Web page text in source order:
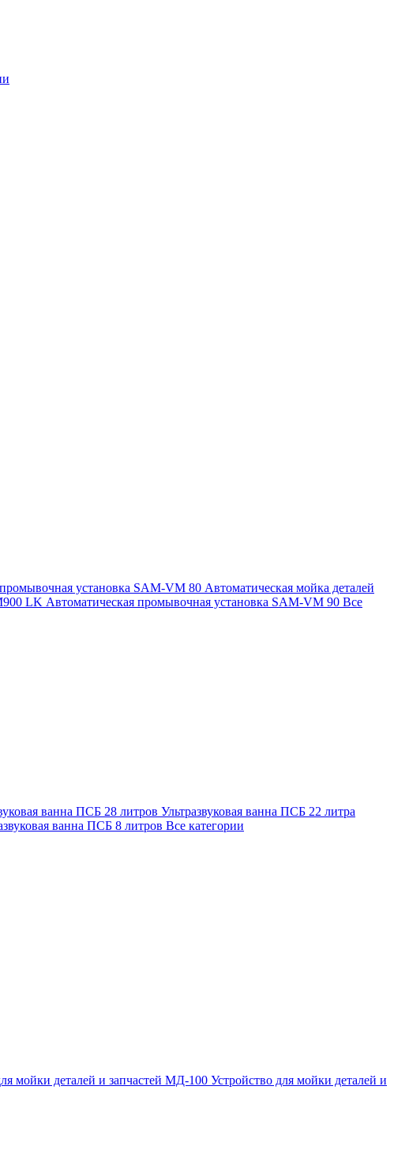
установка SAM-VM 80 Автоматическая мойка деталей
LK Автоматическая промывочная установка SAM-VM 90 Все
ванна ПСБ 28 литров Ультразвуковая ванна ПСБ 22 литра
ванна ПСБ 8 литров Все категории
мойки деталей и запчастей МД-100 Устройство для мойки деталей и